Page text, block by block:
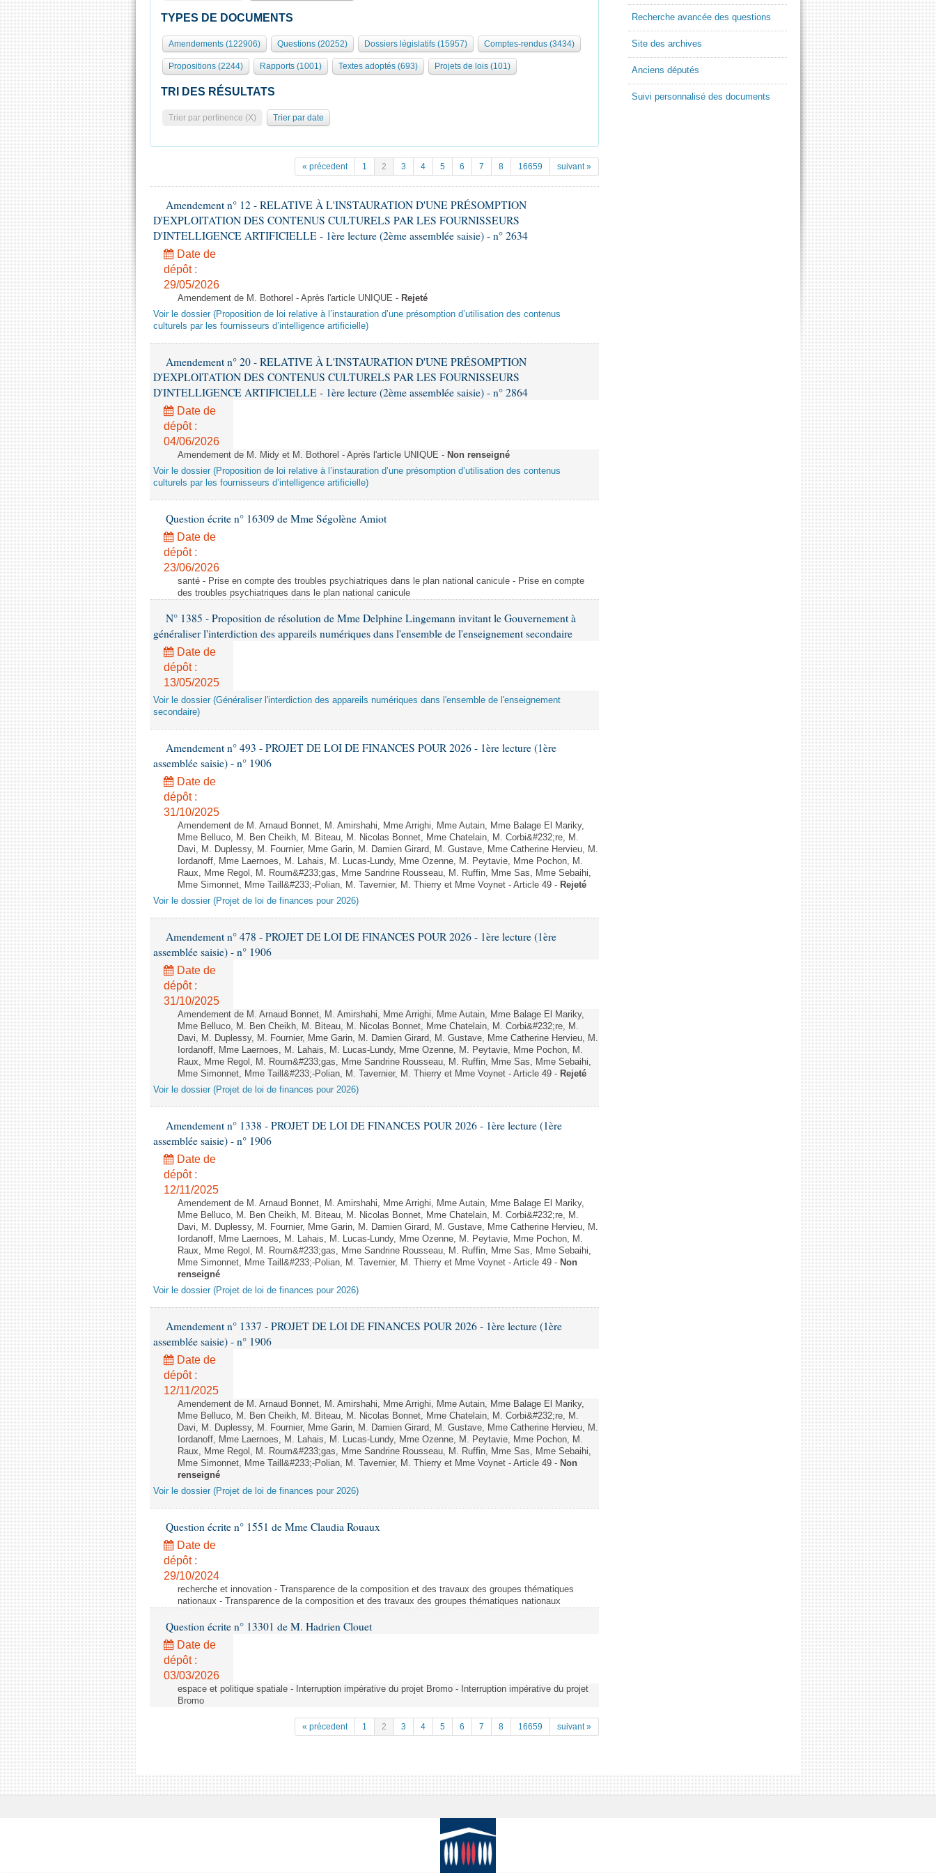
TYPES DE DOCUMENTS
Amendements (122906) Questions (20252) Dossiers législatifs (15957) Comptes-rendus (3434)
Propositions (2244) Rapports (1001) Textes adoptés (693) Projets de lois (101)
TRI DES RÉSULTATS
Trier par pertinence (X) Trier par date
« précedent 1 2 3 4 5 6 7 8 16659 suivant »
Amendement n° 12 - RELATIVE À L'INSTAURATION D'UNE PRÉSOMPTION
D'EXPLOITATION DES CONTENUS CULTURELS PAR LES FOURNISSEURS
D'INTELLIGENCE ARTIFICIELLE - 1ère lecture (2ème assemblée saisie) - n° 2634
Date de
dépôt :
29/05/2026
Amendement de M. Bothorel - Après l'article UNIQUE - Rejeté
Voir le dossier (Proposition de loi relative à l’instauration d’une présomption d’utilisation des contenus
culturels par les fournisseurs d’intelligence artificielle)
Amendement n° 20 - RELATIVE À L'INSTAURATION D'UNE PRÉSOMPTION
D'EXPLOITATION DES CONTENUS CULTURELS PAR LES FOURNISSEURS
D'INTELLIGENCE ARTIFICIELLE - 1ère lecture (2ème assemblée saisie) - n° 2864
Date de
dépôt :
04/06/2026
Amendement de M. Midy et M. Bothorel - Après l'article UNIQUE - Non renseigné
Voir le dossier (Proposition de loi relative à l’instauration d’une présomption d’utilisation des contenus
culturels par les fournisseurs d’intelligence artificielle)
Question écrite n° 16309 de Mme Ségolène Amiot
Date de
dépôt :
23/06/2026
santé - Prise en compte des troubles psychiatriques dans le plan national canicule - Prise en compte
des troubles psychiatriques dans le plan national canicule
N° 1385 - Proposition de résolution de Mme Delphine Lingemann invitant le Gouvernement à
généraliser l'interdiction des appareils numériques dans l'ensemble de l'enseignement secondaire
Date de
dépôt :
13/05/2025
Voir le dossier (Généraliser l'interdiction des appareils numériques dans l'ensemble de l'enseignement
secondaire)
Amendement n° 493 - PROJET DE LOI DE FINANCES POUR 2026 - 1ère lecture (1ère
assemblée saisie) - n° 1906
Date de
dépôt :
31/10/2025
Amendement de M. Arnaud Bonnet, M. Amirshahi, Mme Arrighi, Mme Autain, Mme Balage El Mariky,
Mme Belluco, M. Ben Cheikh, M. Biteau, M. Nicolas Bonnet, Mme Chatelain, M. Corbi&#232;re, M.
Davi, M. Duplessy, M. Fournier, Mme Garin, M. Damien Girard, M. Gustave, Mme Catherine Hervieu, M.
Iordanoff, Mme Laernoes, M. Lahais, M. Lucas-Lundy, Mme Ozenne, M. Peytavie, Mme Pochon, M.
Raux, Mme Regol, M. Roum&#233;gas, Mme Sandrine Rousseau, M. Ruffin, Mme Sas, Mme Sebaihi,
Mme Simonnet, Mme Taill&#233;-Polian, M. Tavernier, M. Thierry et Mme Voynet - Article 49 - Rejeté
Voir le dossier (Projet de loi de finances pour 2026)
Amendement n° 478 - PROJET DE LOI DE FINANCES POUR 2026 - 1ère lecture (1ère
assemblée saisie) - n° 1906
Date de
dépôt :
31/10/2025
Amendement de M. Arnaud Bonnet, M. Amirshahi, Mme Arrighi, Mme Autain, Mme Balage El Mariky,
Mme Belluco, M. Ben Cheikh, M. Biteau, M. Nicolas Bonnet, Mme Chatelain, M. Corbi&#232;re, M.
Davi, M. Duplessy, M. Fournier, Mme Garin, M. Damien Girard, M. Gustave, Mme Catherine Hervieu, M.
Iordanoff, Mme Laernoes, M. Lahais, M. Lucas-Lundy, Mme Ozenne, M. Peytavie, Mme Pochon, M.
Raux, Mme Regol, M. Roum&#233;gas, Mme Sandrine Rousseau, M. Ruffin, Mme Sas, Mme Sebaihi,
Mme Simonnet, Mme Taill&#233;-Polian, M. Tavernier, M. Thierry et Mme Voynet - Article 49 - Rejeté
Voir le dossier (Projet de loi de finances pour 2026)
Amendement n° 1338 - PROJET DE LOI DE FINANCES POUR 2026 - 1ère lecture (1ère
assemblée saisie) - n° 1906
Date de
dépôt :
12/11/2025
Amendement de M. Arnaud Bonnet, M. Amirshahi, Mme Arrighi, Mme Autain, Mme Balage El Mariky,
Mme Belluco, M. Ben Cheikh, M. Biteau, M. Nicolas Bonnet, Mme Chatelain, M. Corbi&#232;re, M.
Davi, M. Duplessy, M. Fournier, Mme Garin, M. Damien Girard, M. Gustave, Mme Catherine Hervieu, M.
Iordanoff, Mme Laernoes, M. Lahais, M. Lucas-Lundy, Mme Ozenne, M. Peytavie, Mme Pochon, M.
Raux, Mme Regol, M. Roum&#233;gas, Mme Sandrine Rousseau, M. Ruffin, Mme Sas, Mme Sebaihi,
Mme Simonnet, Mme Taill&#233;-Polian, M. Tavernier, M. Thierry et Mme Voynet - Article 49 - Non
renseigné
Voir le dossier (Projet de loi de finances pour 2026)
Amendement n° 1337 - PROJET DE LOI DE FINANCES POUR 2026 - 1ère lecture (1ère
assemblée saisie) - n° 1906
Date de
dépôt :
12/11/2025
Amendement de M. Arnaud Bonnet, M. Amirshahi, Mme Arrighi, Mme Autain, Mme Balage El Mariky,
Mme Belluco, M. Ben Cheikh, M. Biteau, M. Nicolas Bonnet, Mme Chatelain, M. Corbi&#232;re, M.
Davi, M. Duplessy, M. Fournier, Mme Garin, M. Damien Girard, M. Gustave, Mme Catherine Hervieu, M.
Iordanoff, Mme Laernoes, M. Lahais, M. Lucas-Lundy, Mme Ozenne, M. Peytavie, Mme Pochon, M.
Raux, Mme Regol, M. Roum&#233;gas, Mme Sandrine Rousseau, M. Ruffin, Mme Sas, Mme Sebaihi,
Mme Simonnet, Mme Taill&#233;-Polian, M. Tavernier, M. Thierry et Mme Voynet - Article 49 - Non
renseigné
Voir le dossier (Projet de loi de finances pour 2026)
Question écrite n° 1551 de Mme Claudia Rouaux
Date de
dépôt :
29/10/2024
recherche et innovation - Transparence de la composition et des travaux des groupes thématiques
nationaux - Transparence de la composition et des travaux des groupes thématiques nationaux
Question écrite n° 13301 de M. Hadrien Clouet
Date de
dépôt :
03/03/2026
espace et politique spatiale - Interruption impérative du projet Bromo - Interruption impérative du projet
Bromo
« précedent 1 2 3 4 5 6 7 8 16659 suivant »
Recherche avancée des questions
Site des archives
Anciens députés
Suivi personnalisé des documents